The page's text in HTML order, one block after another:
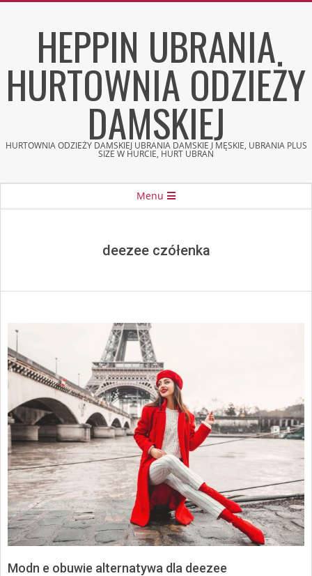
HEPPIN UBRANIA
HURTOWNIA ODZIEŻY
DAMSKIEJ
HURTOWNIA ODZIEŻY DAMSKIEJ UBRANIA DAMSKIE I MĘSKIE, UBRANIA PLUS
SIZE W HURCIE, HURT UBRAŃ
Menu
deezee czółenka
Modn e obuwie alternatywa dla deezee